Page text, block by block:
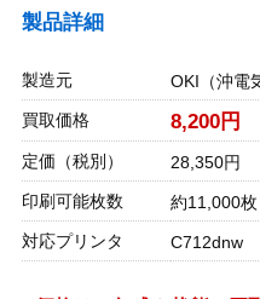
製品詳細
製造元
OKI（沖電
買取価格
8,200円
定価（税別）
28,350円
印刷可能枚数
約11,000枚
対応プリンタ
C712dnw